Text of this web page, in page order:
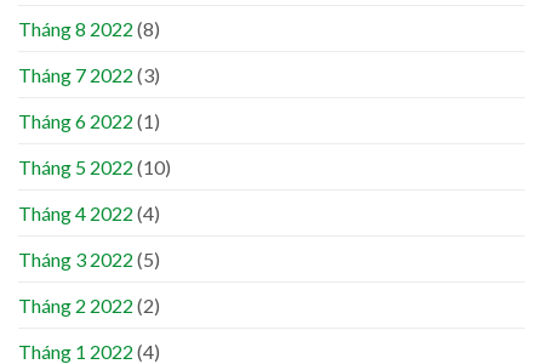
Tháng 8 2022 (8)
Tháng 7 2022 (3)
Tháng 6 2022 (1)
Tháng 5 2022 (10)
Tháng 4 2022 (4)
Tháng 3 2022 (5)
Tháng 2 2022 (2)
Tháng 1 2022 (4)